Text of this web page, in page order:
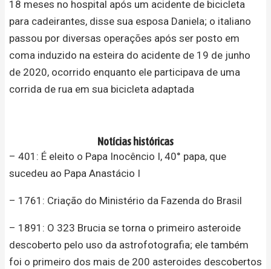
18 meses no hospital após um acidente de bicicleta
para cadeirantes, disse sua esposa Daniela; o italiano
passou por diversas operações após ser posto em
coma induzido na esteira do acidente de 19 de junho
de 2020, ocorrido enquanto ele participava de uma
corrida de rua em sua bicicleta adaptada
Notícias históricas
– 401: É eleito o Papa Inocêncio I, 40° papa, que
sucedeu ao Papa Anastácio I
– 1761: Criação do Ministério da Fazenda do Brasil
– 1891: O 323 Brucia se torna o primeiro asteroide
descoberto pelo uso da astrofotografia; ele também
foi o primeiro dos mais de 200 asteroides descobertos